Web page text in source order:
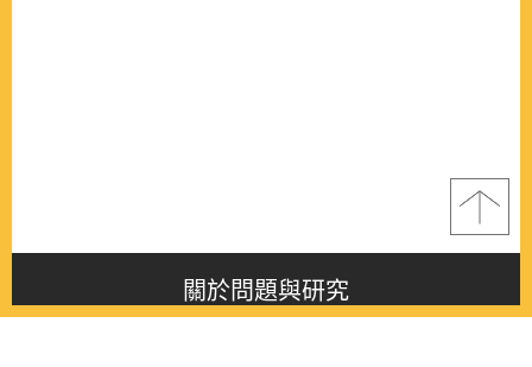
關於問題與研究
About this journal